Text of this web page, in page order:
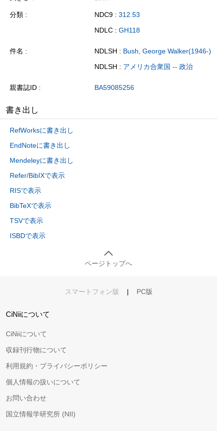
分類 NDC9 : 312.53
NDLC : GH118
件名 NDLSH : Bush, George Walker(1946-)
NDLSH : アメリカ合衆国 -- 政治
親書誌ID BA59085256
書き出し
RefWorksに書き出し
EndNoteに書き出し
Mendeleyに書き出し
Refer/BibIXで表示
RISで表示
BibTeXで表示
TSVで表示
ISBDで表示
ページトップへ
スマートフォン版 | PC版
CiNiiについて
CiNiiについて
収録刊行物について
利用規約・プライバシーポリシー
個人情報の扱いについて
お問い合わせ
国立情報学研究所 (NII)